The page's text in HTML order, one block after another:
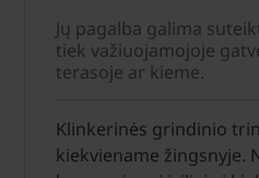
Jų pagalba galima
tiek važiuojamojoje
terasoje ar kieme.
Klinkerinės grindinio
kiekviename žingsnyje.